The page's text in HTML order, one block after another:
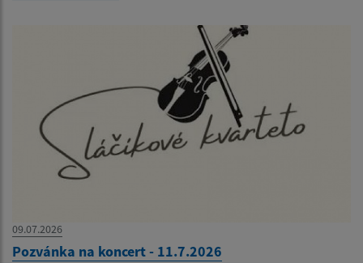
09.07.2026
Pozvánka na koncert - 11.7.2026